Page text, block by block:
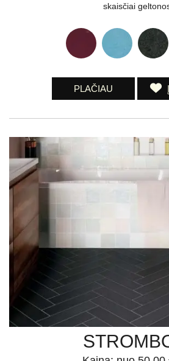
skaisčiai
PLAČIAU